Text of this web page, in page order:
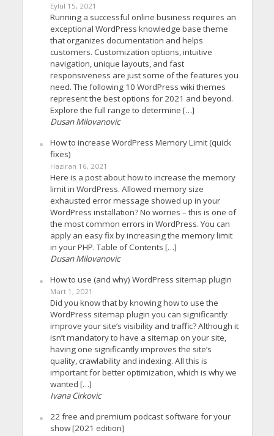
Eylül 15, 2021
Running a successful online business requires an
exceptional WordPress knowledge base theme
that organizes documentation and helps
customers. Customization options, intuitive
navigation, unique layouts, and fast
responsiveness are just some of the features you
need. The following 10 WordPress wiki themes
represent the best options for 2021 and beyond.
Explore the full range to determine […]
Dusan Milovanovic
How to increase WordPress Memory Limit (quick
fixes)
Haziran 16, 2021
Here is a post about how to increase the memory
limit in WordPress. Allowed memory size
exhausted error message showed up in your
WordPress installation? No worries – this is one of
the most common errors in WordPress. You can
apply an easy fix by increasing the memory limit
in your PHP. Table of Contents […]
Dusan Milovanovic
How to use (and why) WordPress sitemap plugin
Mart 1, 2021
Did you know that by knowing how to use the
WordPress sitemap plugin you can significantly
improve your site’s visibility and traffic? Although it
isn’t mandatory to have a sitemap on your site,
having one significantly improves the site’s
quality, crawlability and indexing. All this is
important for better optimization, which is why we
wanted […]
Ivana Cirkovic
22 free and premium podcast software for your
show [2021 edition]